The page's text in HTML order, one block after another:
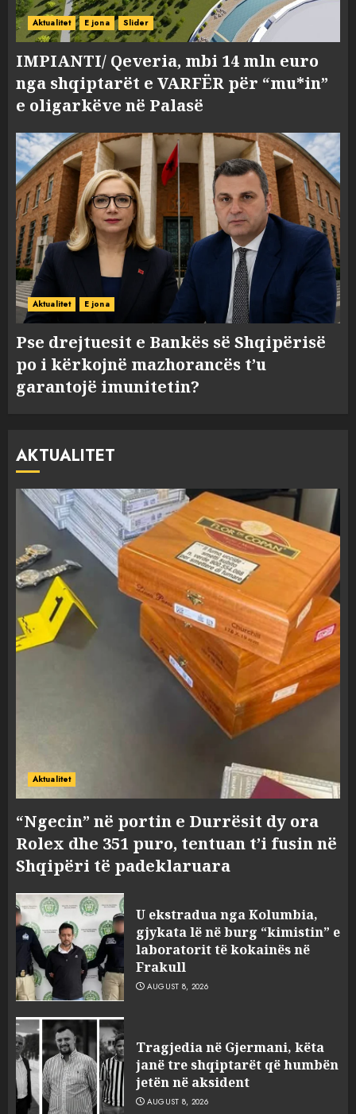
Aktualitet E jona Slider
IMPIANTI/ Qeveria, mbi 14 mln euro
nga shqiptarët e VARFËR për “mu*in”
e oligarkëve në Palasë
Aktualitet E jona
Pse drejtuesit e Bankës së Shqipërisë
po i kërkojnë mazhorancës t’u
garantojë imunitetin?
AKTUALITET
Aktualitet
“Ngecin” në portin e Durrësit dy ora
Rolex dhe 351 puro, tentuan t’i fusin në
Shqipëri të padeklaruara
U ekstradua nga Kolumbia,
gjykata lë në burg “kimistin” e
laboratorit të kokainës në
Frakull
AUGUST 8, 2026
Tragjedia në Gjermani, këta
janë tre shqiptarët që humbën
jetën në aksident
AUGUST 8, 2026